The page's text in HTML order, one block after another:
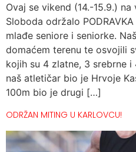
Ovaj se vikend (14.-15.9.)
Sloboda održalo
mlađe seniore i seniorke.
domaćem terenu te osvojili
kojih su 4 zlatne, 3 srebrne i
naš atletičar bio je Hrvoje
100m bio je drugi […]
ODRŽAN MITING U KARLOVCU!